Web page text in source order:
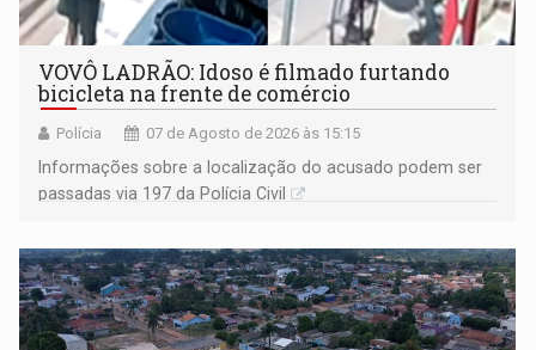
VOVÔ LADRÃO: Idoso é filmado furtando
bicicleta na frente de comércio
Polícia 07 de Agosto de 2026 às 15:15
Informações sobre a localização do acusado podem ser
passadas via 197 da Polícia Civil